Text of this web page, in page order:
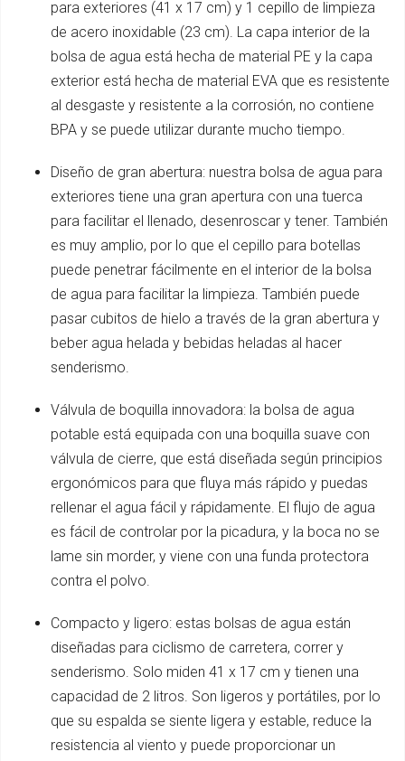
para exteriores (41 x 17 cm) y 1 cepillo de limpieza
de acero inoxidable (23 cm). La capa interior de la
bolsa de agua está hecha de material PE y la capa
exterior está hecha de material EVA que es resistente
al desgaste y resistente a la corrosión, no contiene
BPA y se puede utilizar durante mucho tiempo.
Diseño de gran abertura: nuestra bolsa de agua para
exteriores tiene una gran apertura con una tuerca
para facilitar el llenado, desenroscar y tener. También
es muy amplio, por lo que el cepillo para botellas
puede penetrar fácilmente en el interior de la bolsa
de agua para facilitar la limpieza. También puede
pasar cubitos de hielo a través de la gran abertura y
beber agua helada y bebidas heladas al hacer
senderismo.
Válvula de boquilla innovadora: la bolsa de agua
potable está equipada con una boquilla suave con
válvula de cierre, que está diseñada según principios
ergonómicos para que fluya más rápido y puedas
rellenar el agua fácil y rápidamente. El flujo de agua
es fácil de controlar por la picadura, y la boca no se
lame sin morder, y viene con una funda protectora
contra el polvo.
Compacto y ligero: estas bolsas de agua están
diseñadas para ciclismo de carretera, correr y
senderismo. Solo miden 41 x 17 cm y tienen una
capacidad de 2 litros. Son ligeros y portátiles, por lo
que su espalda se siente ligera y estable, reduce la
resistencia al viento y puede proporcionar un